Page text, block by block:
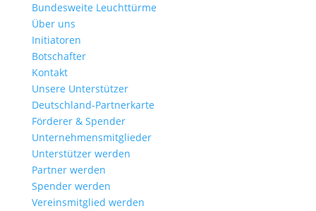
Bundesweite Leuchttürme
Über uns
Initiatoren
Botschafter
Kontakt
Unsere Unterstützer
Deutschland-Partnerkarte
Förderer & Spender
Unternehmensmitglieder
Unterstützer werden
Partner werden
Spender werden
Vereinsmitglied werden